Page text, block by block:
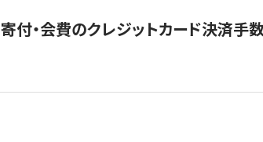
寄付・会費のクレジットカード決済手